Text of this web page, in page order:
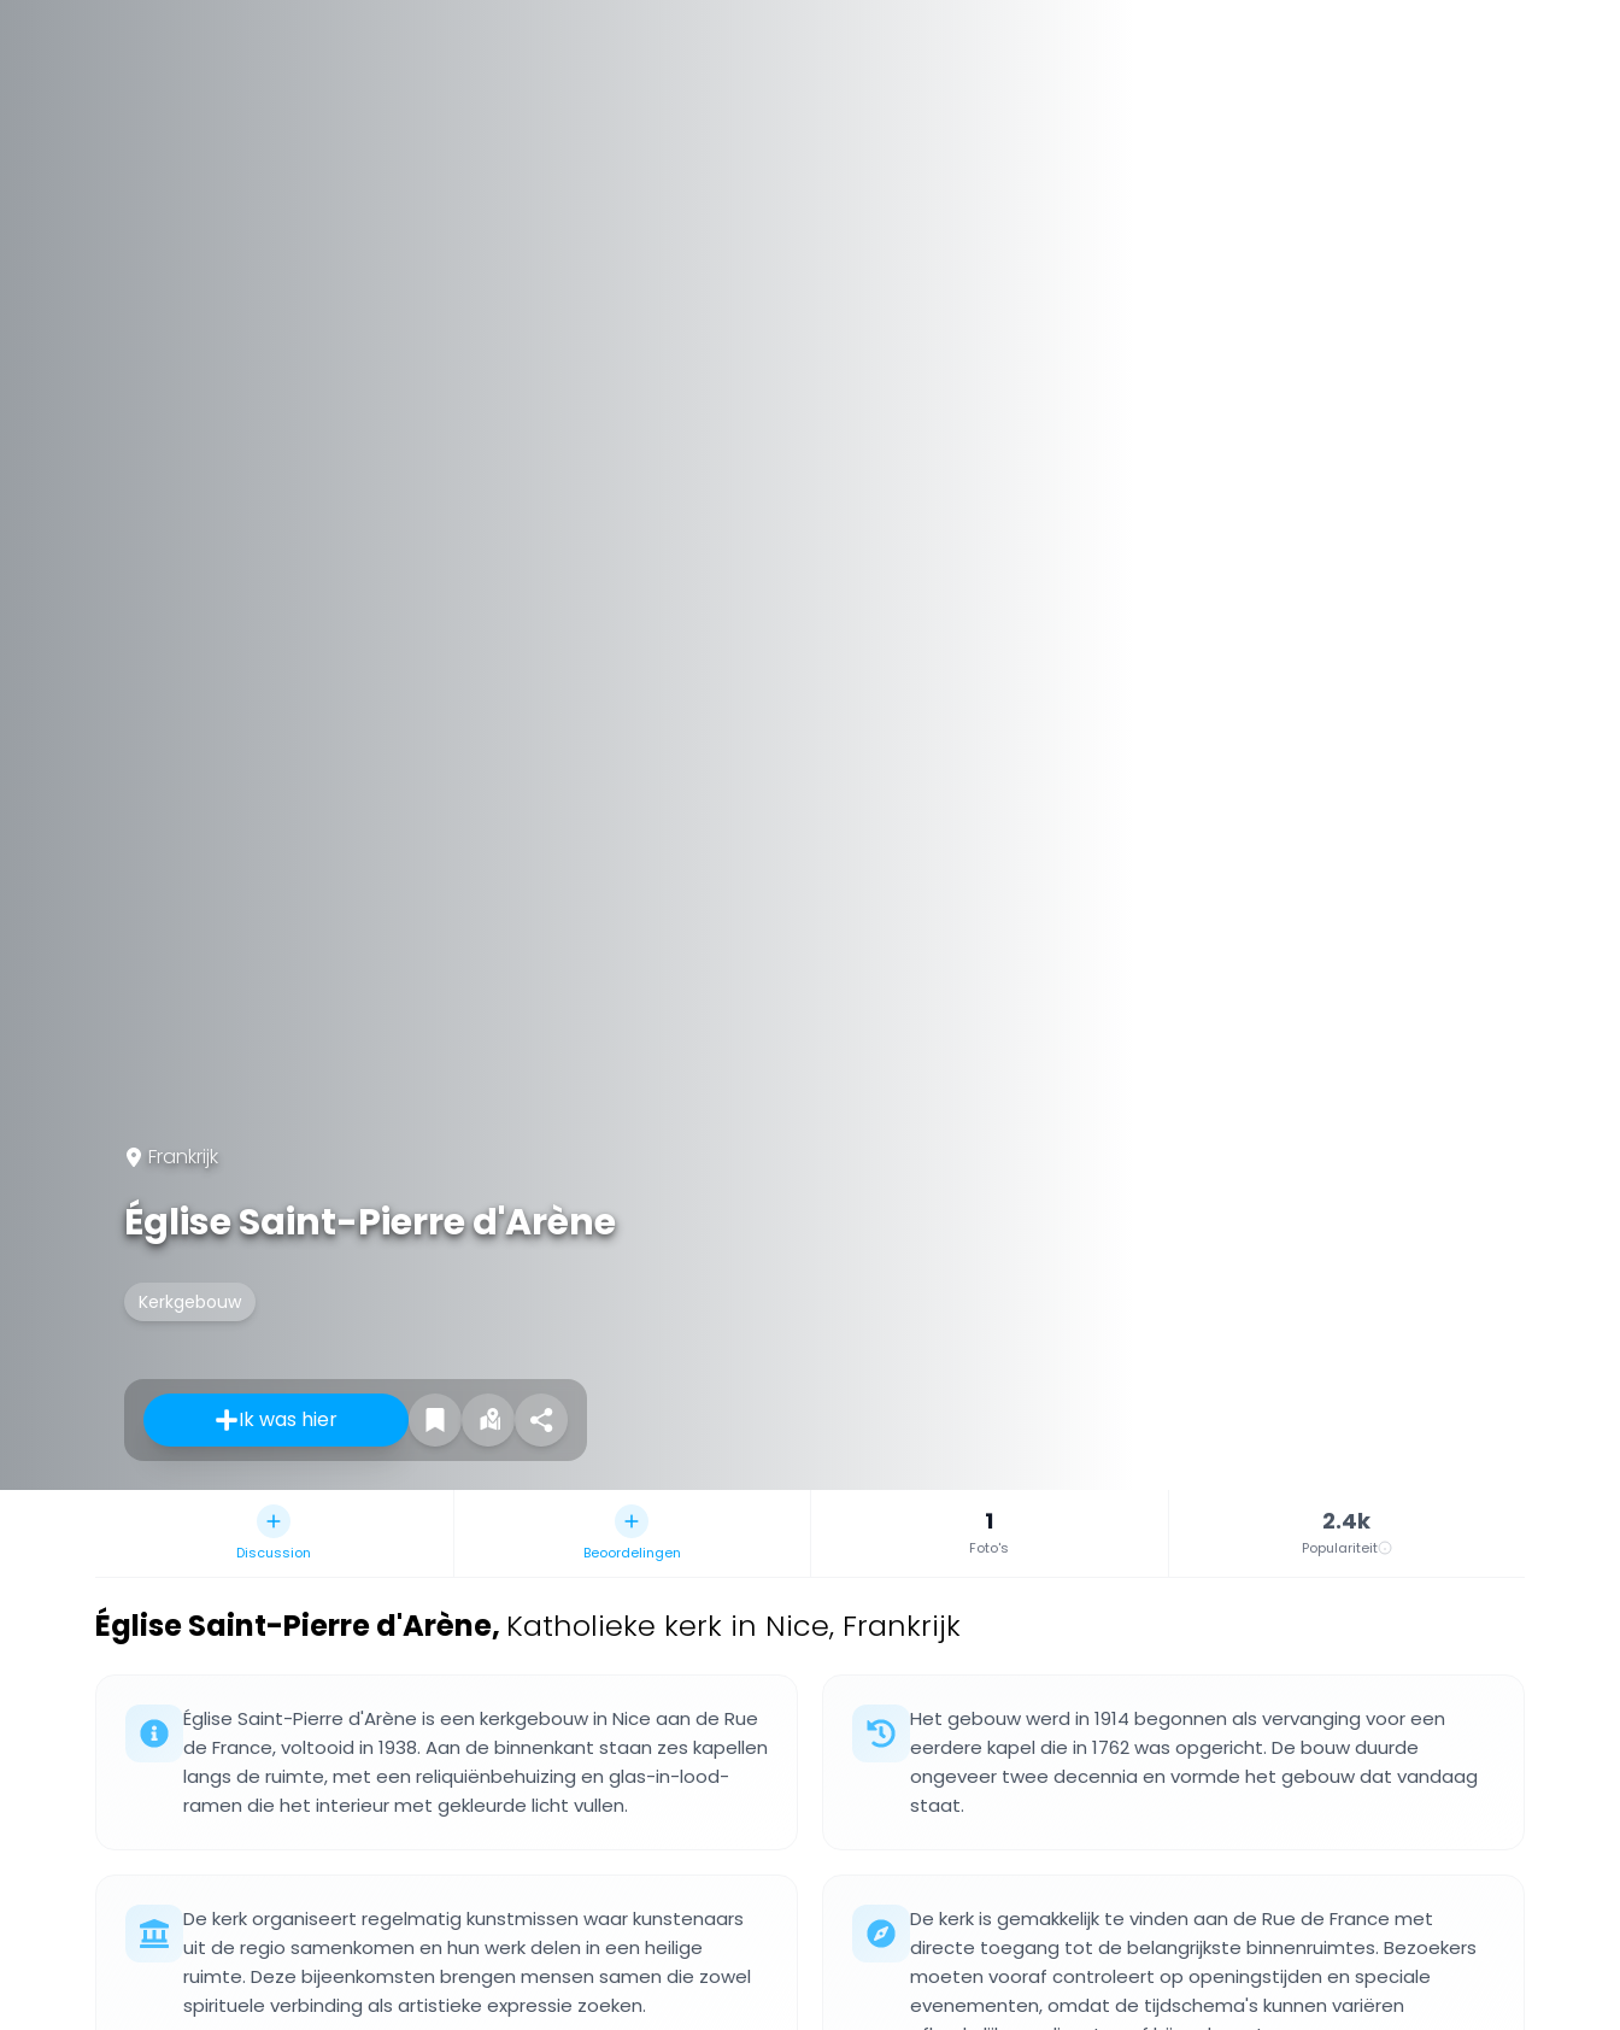
Frankrijk
Église Saint-Pierre d'Arène
Kerkgebouw
Ik was hier
Discussion Beoordelingen
1
Foto's
2.4k
Populariteit
Église Saint-Pierre d'Arène, Katholieke kerk in Nice, Frankrijk
Église Saint-Pierre d'Arène is een kerkgebouw in Nice aan de Rue
de France, voltooid in 1938. Aan de binnenkant staan zes kapellen
langs de ruimte, met een reliquiënbehuizing en glas-in-lood-
ramen die het interieur met gekleurde licht vullen.
Het gebouw werd in 1914 begonnen als vervanging voor een
eerdere kapel die in 1762 was opgericht. De bouw duurde
ongeveer twee decennia en vormde het gebouw dat vandaag
staat.
De kerk organiseert regelmatig kunstmissen waar kunstenaars
uit de regio samenkomen en hun werk delen in een heilige
ruimte. Deze bijeenkomsten brengen mensen samen die zowel
spirituele verbinding als artistieke expressie zoeken.
De kerk is gemakkelijk te vinden aan de Rue de France met
directe toegang tot de belangrijkste binnenruimtes. Bezoekers
moeten vooraf controleert op openingstijden en speciale
evenementen, omdat de tijdschema's kunnen variëren